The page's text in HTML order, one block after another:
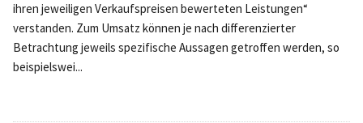
ihren jeweiligen Verkaufspreisen bewerteten Leistungen“
verstanden. Zum Umsatz können je nach differenzierter
Betrachtung jeweils spezifische Aussagen getroffen werden, so
beispielswei...